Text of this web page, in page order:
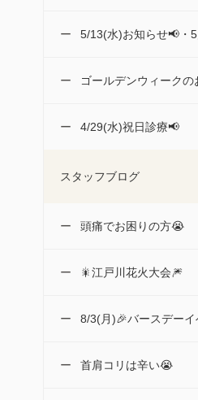
5/13(水)お知らせ📢・
ゴールデンウィークの
4/29(水)祝日診療📢
スタッフブログ
頭痛でお困りの方😭
🎇江戸川花火大会🎆
8/3(月)🎉バースデー
首肩コリは辛い😭